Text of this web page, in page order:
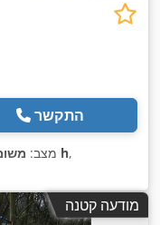
התקשר
מצב: 9,363 h,
מודעה קטנה